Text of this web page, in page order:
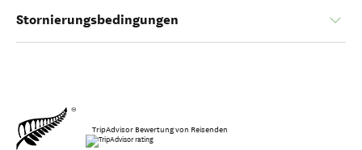
Stornierungsbedingungen
TripAdvisor Bewertung von Reisenden